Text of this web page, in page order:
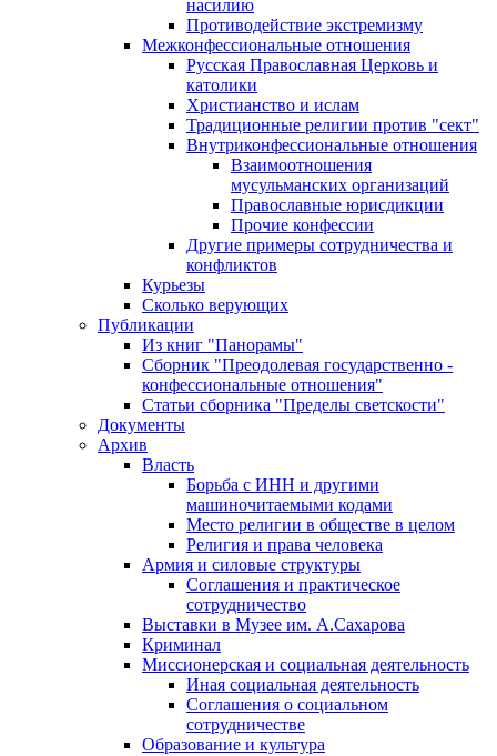
насилию
Противодействие экстремизму
Межконфессиональные отношения
Русская Православная Церковь и
католики
Христианство и ислам
Традиционные религии против "сект"
Внутриконфессиональные отношения
Взаимоотношения
мусульманских организаций
Православные юрисдикции
Прочие конфессии
Другие примеры сотрудничества и
конфликтов
Курьезы
Сколько верующих
Публикации
Из книг "Панорамы"
Сборник "Преодолевая государственно -
конфессиональные отношения"
Статьи сборника "Пределы светскости"
Документы
Архив
Власть
Борьба с ИНН и другими
машиночитаемыми кодами
Место религии в обществе в целом
Религия и права человека
Армия и силовые структуры
Соглашения и практическое
сотрудничество
Выставки в Музее им. А.Сахарова
Криминал
Миссионерская и социальная деятельность
Иная социальная деятельность
Соглашения о социальном
сотрудничестве
Образование и культура